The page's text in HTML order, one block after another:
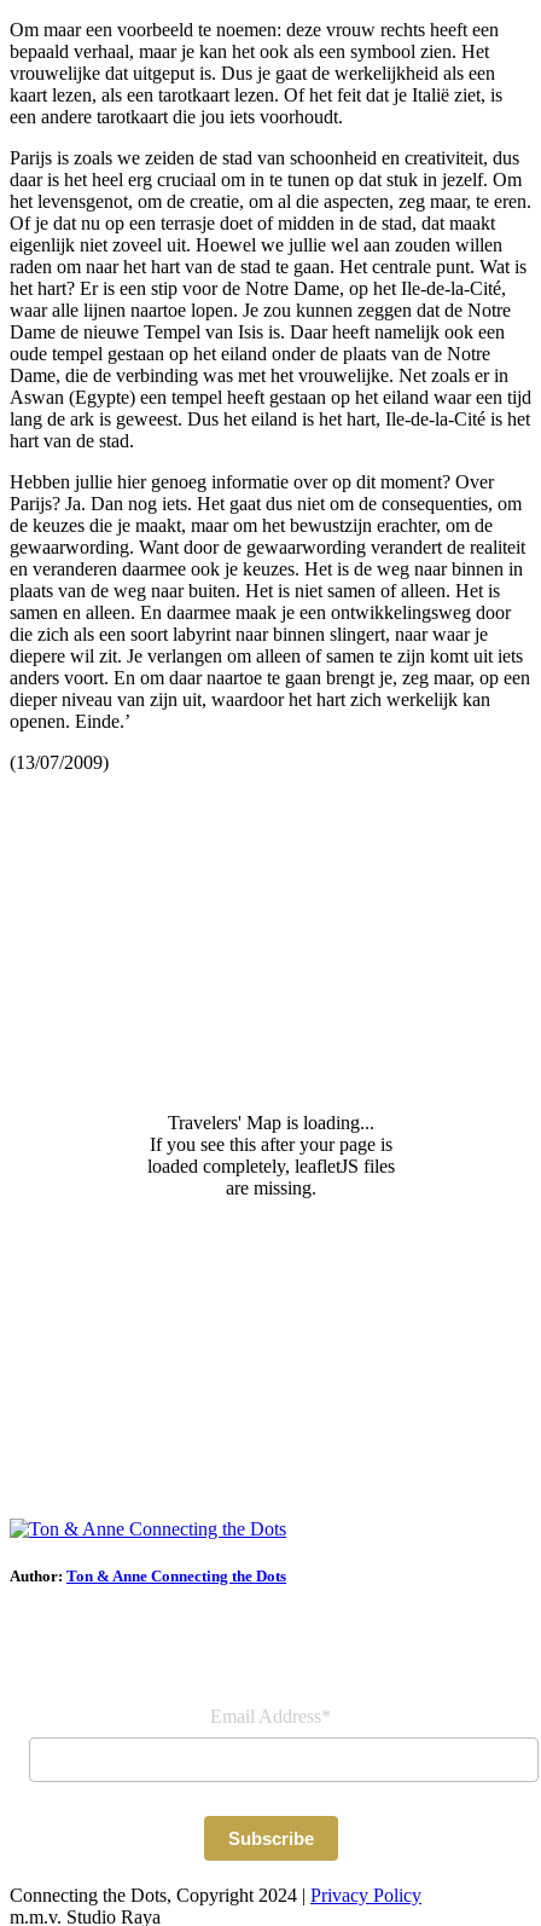
Om maar een voorbeeld te noemen: deze vrouw rechts heeft een
bepaald verhaal, maar je kan het ook als een symbool zien. Het
vrouwelijke dat uitgeput is. Dus je gaat de werkelijkheid als een
kaart lezen, als een tarotkaart lezen. Of het feit dat je Italië ziet, is
een andere tarotkaart die jou iets voorhoudt.
Parijs is zoals we zeiden de stad van schoonheid en creativiteit, dus
daar is het heel erg cruciaal om in te tunen op dat stuk in jezelf. Om
het levensgenot, om de creatie, om al die aspecten, zeg maar, te eren.
Of je dat nu op een terrasje doet of midden in de stad, dat maakt
eigenlijk niet zoveel uit. Hoewel we jullie wel aan zouden willen
raden om naar het hart van de stad te gaan. Het centrale punt. Wat is
het hart? Er is een stip voor de Notre Dame, op het Ile-de-la-Cité,
waar alle lijnen naartoe lopen. Je zou kunnen zeggen dat de Notre
Dame de nieuwe Tempel van Isis is. Daar heeft namelijk ook een
oude tempel gestaan op het eiland onder de plaats van de Notre
Dame, die de verbinding was met het vrouwelijke. Net zoals er in
Aswan (Egypte) een tempel heeft gestaan op het eiland waar een tijd
lang de ark is geweest. Dus het eiland is het hart, Ile-de-la-Cité is het
hart van de stad.
Hebben jullie hier genoeg informatie over op dit moment? Over
Parijs? Ja. Dan nog iets. Het gaat dus niet om de consequenties, om
de keuzes die je maakt, maar om het bewustzijn erachter, om de
gewaarwording. Want door de gewaarwording verandert de realiteit
en veranderen daarmee ook je keuzes. Het is de weg naar binnen in
plaats van de weg naar buiten. Het is niet samen of alleen. Het is
samen en alleen. En daarmee maak je een ontwikkelingsweg door
die zich als een soort labyrint naar binnen slingert, naar waar je
diepere wil zit. Je verlangen om alleen of samen te zijn komt uit iets
anders voort. En om daar naartoe te gaan brengt je, zeg maar, op een
dieper niveau van zijn uit, waardoor het hart zich werkelijk kan
openen. Einde.’
(13/07/2009)
Travelers' Map is loading...
If you see this after your page is
loaded completely, leafletJS files
are missing.
Author: Ton & Anne Connecting the Dots
Email Address*
Connecting the Dots, Copyright 2024 | Privacy Policy
m.m.v. Studio Raya